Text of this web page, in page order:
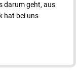
darum geht, aus
hat bei uns